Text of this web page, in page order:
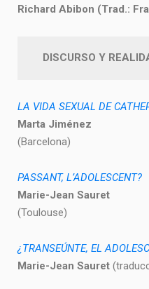
Richard Abibon (Trad.:
DISCURSO Y
LA VIDA SEXUAL DE
Marta Jiménez
(Barcelona)
PASSANT, L’ADOLESCENT?
Marie-Jean Sauret
(Toulouse)
¿TRANSEÚNTE, EL
Marie-Jean Sauret